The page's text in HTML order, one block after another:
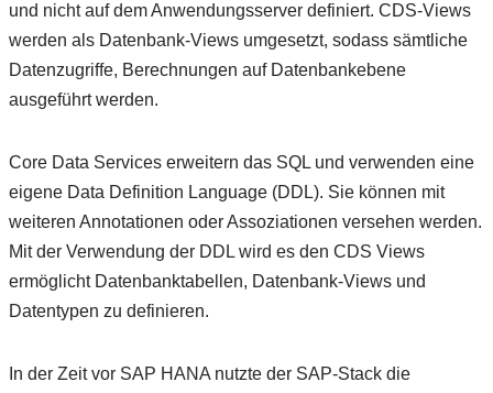
und nicht auf dem Anwendungsserver definiert. CDS-Views
werden als Datenbank-Views umgesetzt, sodass sämtliche
Datenzugriffe, Berechnungen auf Datenbankebene
ausgeführt werden.
Core Data Services erweitern das SQL und verwenden eine
eigene Data Definition Language (DDL). Sie können mit
weiteren Annotationen oder Assoziationen versehen werden.
Mit der Verwendung der DDL wird es den CDS Views
ermöglicht Datenbanktabellen, Datenbank-Views und
Datentypen zu definieren.
In der Zeit vor SAP HANA nutzte der SAP-Stack die